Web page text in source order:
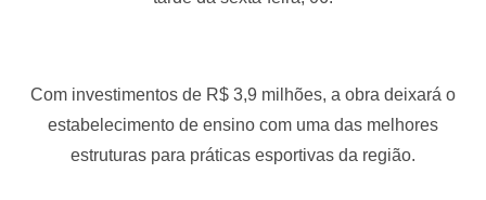
Com investimentos de R$ 3,9 milhões, a obra deixará o
estabelecimento de ensino com uma das melhores
estruturas para práticas esportivas da região.